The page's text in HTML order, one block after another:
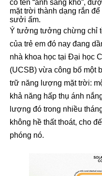
có tên “ánh sáng khô”,
mặt trời thành dạng rắn
sưởi ấm.
Ý tưởng tưởng chừng chỉ
của trẻ em đó nay đang
nhà khoa học tại Đại học
(UCSB) vừa công bố một
trữ năng lượng mặt trời:
khả năng hấp thụ ánh
lượng đó trong nhiều
không hề thất thoát, cho
phóng nó.